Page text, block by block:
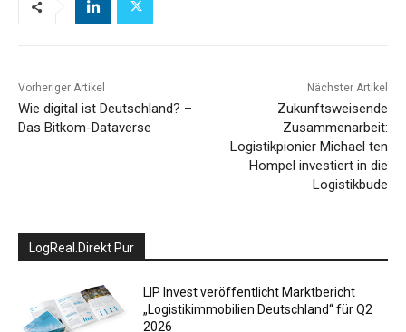
Vorheriger Artikel
Wie digital ist Deutschland? –
Das Bitkom-Dataverse
Nächster Artikel
Zukunftsweisende
Zusammenarbeit:
Logistikpionier Michael ten
Hompel investiert in die
Logistikbude
LogReal.Direkt Pur
LIP Invest veröffentlicht Marktbericht
„Logistikimmobilien Deutschland“ für Q2
2026